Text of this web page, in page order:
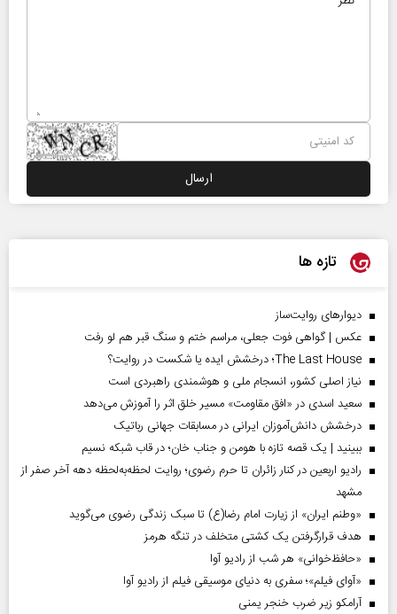
تازه ها
دیوارهای روایت‌ساز
عکس | گواهی فوت جعلی، مراسم ختم و سنگ قبر هم لو رفت
The Last House؛ درخشش ایده یا شکست در روایت؟
نیاز اصلی کشور، انسجام ملی و هوشمندی راهبردی است
سعید اسدی در «افق مقاومت» مسیر خلق اثر را آموزش می‌دهد
درخشش دانش‌آموزان ایرانی در مسابقات جهانی رباتیک
ببینید | یک قصه تازه با هومن و جناب‌ خان؛ در قاب شبکه نسیم
رادیو اربعین در کنار زائران تا حرم رضوی؛ روایت لحظه‌به‌لحظه دهه آخر صفر از
مشهد
«وطنم ایران» از زیارت امام رضا(ع) تا سبک زندگی رضوی می‌گوید
هدف قرارگرفتن یک کشتی متخلف در تنگه هرمز
«حافظ‌خوانی» هر شب از رادیو آوا
«آوای فیلم»؛ سفری به دنیای موسیقی فیلم از رادیو آوا
آرامکو زیر ضرب خنجر یمنی